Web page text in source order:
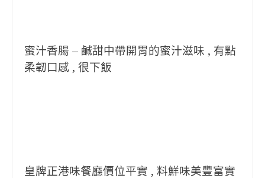
蜜汁香腸 – 鹹甜中帶開胃的蜜汁滋味 , 有點
柔韌口感 , 很下飯
皇牌正港味餐廳價位平實 , 料鮮味美豐富實